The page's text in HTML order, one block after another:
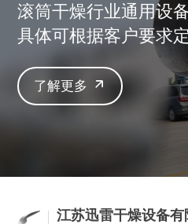
滚筒干燥行业通用设
具体可根据客户要求
了解更多
江苏迅雷干燥设备有